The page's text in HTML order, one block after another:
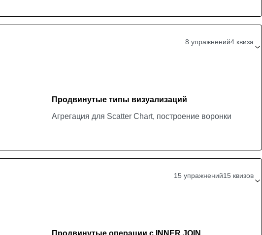
8 упражнений4 квиза
Продвинутые типы визуализаций
Агрегация для Scatter Chart, построение воронки
15 упражнений15 квизов
Продвинутые операции с INNER JOIN